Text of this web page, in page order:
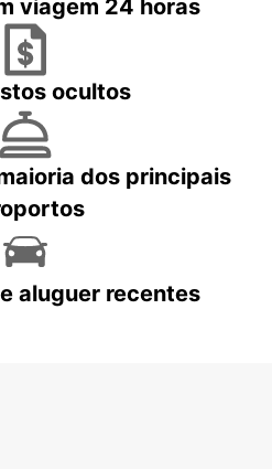
viagem 24 horas
ocultos
dos principais
aluguer recentes